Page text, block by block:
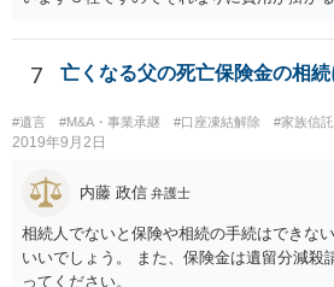
7 亡くなる父の死亡保険金の相
#遺言 #M&A・事業承継 #口座凍結解除 #家族信託
2019年9月2日
内藤 政信 弁護士
相続人でないと保険や相続の手続はできな
いいでしょう。 また、保険金は遺留分減殺
ってください。